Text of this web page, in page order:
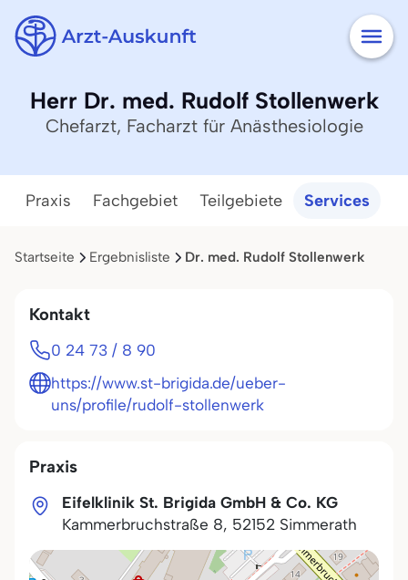
Herr Dr. med. Rudolf Stollenwerk
Chefarzt, Facharzt für Anästhesiologie
Praxis Fachgebiet Teilgebiete Services
Startseite Ergebnisliste Dr. med. Rudolf Stollenwerk
Praxis
Eifelklinik St. Brigida GmbH & Co. KG
Kammerbruchstraße 8, 52152 Simmerath
Kontakt
0 24 73 / 8 90
https://www.st-brigida.de/ueber-
uns/profile/rudolf-stollenwerk